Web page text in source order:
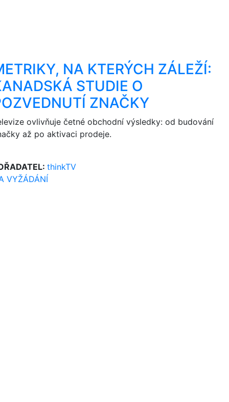
NA KTERÝCH ZÁLEŽÍ:
STUDIE O
ZNAČKY
ovlivňuje četné obchodní výsledky: od budování
až po aktivaci prodeje.
thinkTV
VYŽÁDÁNÍ